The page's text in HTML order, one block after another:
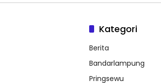
Kategori
Berita
Bandarlampung
Pringsewu